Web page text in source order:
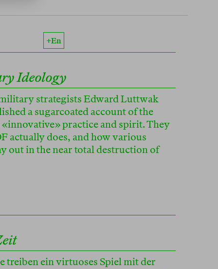
+en
Ideology
strategists Edward Luttwak
a sugarcoated account of the
«innovative» practice and spirit. They
actually does, and how various
out in the near total destruction of
treiben ein virtuoses Spiel mit der